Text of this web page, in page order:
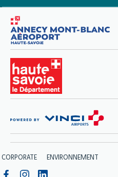
CORPORATE ENVIRONNEMENT